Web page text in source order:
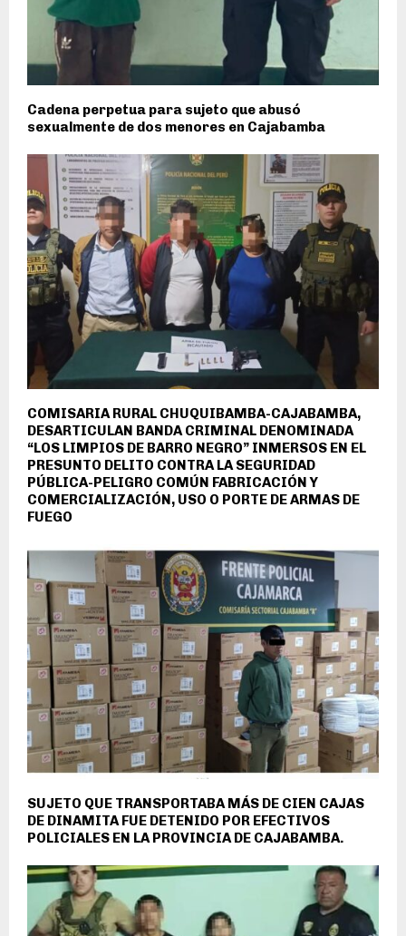
Cadena perpetua para sujeto que abusó
sexualmente de dos menores en Cajabamba
COMISARIA RURAL CHUQUIBAMBA-CAJABAMBA,
DESARTICULAN BANDA CRIMINAL DENOMINADA
“LOS LIMPIOS DE BARRO NEGRO” INMERSOS EN EL
PRESUNTO DELITO CONTRA LA SEGURIDAD
PÚBLICA-PELIGRO COMÚN FABRICACIÓN Y
COMERCIALIZACIÓN, USO O PORTE DE ARMAS DE
FUEGO
SUJETO QUE TRANSPORTABA MÁS DE CIEN CAJAS
DE DINAMITA FUE DETENIDO POR EFECTIVOS
POLICIALES EN LA PROVINCIA DE CAJABAMBA.